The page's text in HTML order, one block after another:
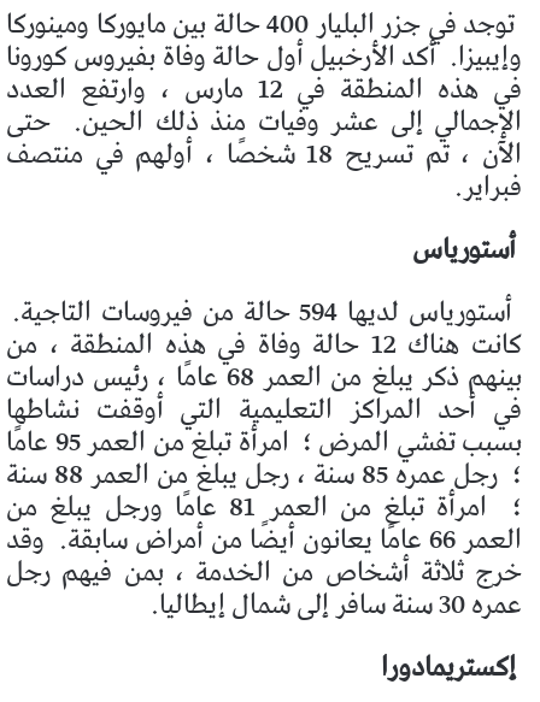
توجد في جزر البليار 400 حالة بين مايوركا ومينوركا
وإيبيزا. أكد الأرخبيل أول حالة وفاة بفيروس كورونا
في هذه المنطقة في 12 مارس ، وارتفع العدد
الإجمالي إلى عشر وفيات منذ ذلك الحين. حتى
الآن ، تم تسريح 18 شخصًا ، أولهم في منتصف
فبراير.
أستورياس
أستورياس لديها 594 حالة من فيروسات التاجية.
كانت هناك 12 حالة وفاة في هذه المنطقة ، من
بينهم ذكر يبلغ من العمر 68 عامًا ، رئيس دراسات
في أحد المراكز التعليمية التي أوقفت نشاطها
بسبب تفشي المرض ؛ امرأة تبلغ من العمر 95 عامًا
؛ رجل عمره 85 سنة ، رجل يبلغ من العمر 88 سنة
؛ امرأة تبلغ من العمر 81 عامًا ورجل يبلغ من
العمر 66 عامًا يعانون أيضًا من أمراض سابقة. وقد
خرج ثلاثة أشخاص من الخدمة ، بمن فيهم رجل
عمره 30 سنة سافر إلى شمال إيطاليا.
إكستريمادورا